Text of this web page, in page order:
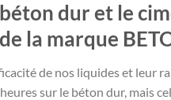
dur et le
la marque
de nos liquides et leur
sur le béton dur, mais